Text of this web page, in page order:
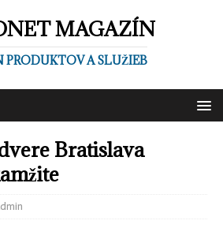
MAGAZÍN
PRODUKTOV A SLUŽIEB
Bratislava